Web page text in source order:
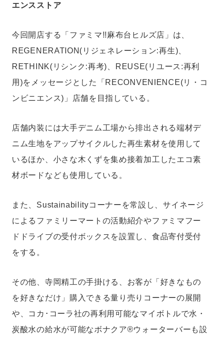
エンスストア
今回開店する「ファミマ!!麻布台ヒルズ店」は、
REGENERATION(リジェネレーション:再生)、
RETHINK(リシンク:再考)、REUSE(リユース:再利
用)をメッセージとした「RECONVENIENCE(リ・コ
ンビニエンス)」店舗を目指している。
店舗内装には大手デニム工場から排出される端材デ
ニム生地をアップサイクルした再生素材を使用して
いるほか、小さな木くずを集め接着加工したエコ素
材ボードなども使用している。
また、Sustainabilityコーナーを常設し、サイネージ
によるファミリーマートの活動紹介やファミマフー
ドドライブの受付ボックスを設置し、食品寄付受付
をする。
その他、寺岡精工の手掛ける、お客が「好きなもの
を好きなだけ」購入できる量り売りコーナーの展開
や、コカ･コーラ社の再利用可能なマイボトルで水・
炭酸水の給水が可能なボナクア®ウォーターバーも設